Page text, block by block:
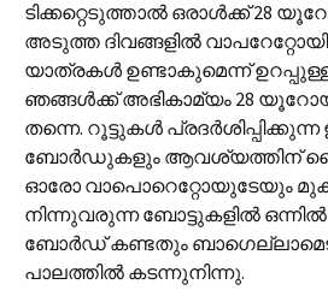
ടിക്കറ്റെടുത്താൽ ഒരാൾക്ക് 28
അടുത്ത ദിവങ്ങളിൽ
യാത്രകൾ ഉണ്ടാകുമെന്ന്
ഞങ്ങൾക്ക് അഭികാമ്യം 28
തന്നെ. റൂട്ടുകൾ
ബോർഡുകളും ആവശ്യത്തിന്
ഓരോ വാപൊറെറ്റോയുടേയും
നിന്നുവരുന്ന ബോട്ടുകളിൽ
ബോർഡ് കണ്ടതും
പാലത്തിൽ കടന്നുനിന്നു.